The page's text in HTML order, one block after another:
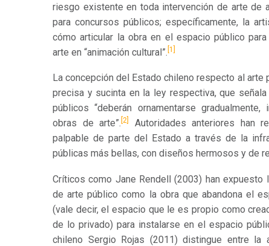
riesgo existente en toda intervención de arte de
para concursos públicos; específicamente, la
cómo articular la obra en el espacio público
arte en “animación cultural”. [1]
La concepción del Estado chileno respecto al arte
precisa y sucinta en la ley respectiva, que
públicos “deberán ornamentarse
obras de arte”. [2]
Autoridades anteriores han
palpable de parte del Estado a través de la
públicas más bellas, con diseños hermosos y de
Críticos como Jane Rendell (2003) han expuesto
de arte público como la obra que abandona el
(vale decir, el espacio que le es propio como
de lo privado) para instalarse en el espacio
chileno Sergio Rojas (2011) distingue entre la